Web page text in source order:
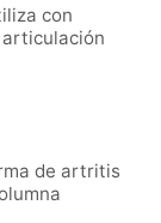
con
de artritis